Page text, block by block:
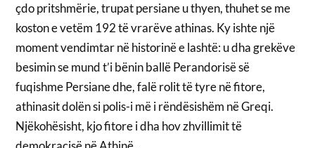
çdo pritshmërie, trupat persiane u thyen, thuhet se me
koston e vetëm 192 të vrarëve athinas. Ky ishte një
moment vendimtar në historinë e lashtë: u dha grekëve
besimin se mund t’i bënin ballë Perandorisë së
fuqishme Persiane dhe, falë rolit të tyre në fitore,
athinasit dolën si polis-i më i rëndësishëm në Greqi.
Njëkohësisht, kjo fitore i dha hov zhvillimit të